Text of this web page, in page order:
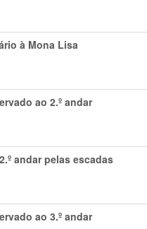
à Mona Lisa
ao 2.º andar
andar pelas escadas
ao 3.º andar